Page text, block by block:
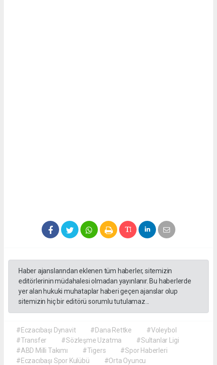
Haber ajanslarından eklenen tüm haberler, sitemizin
editörlerinin müdahalesi olmadan yayınlanır. Bu haberlerde
yer alan hukuki muhataplar haberi geçen ajanslar olup
sitemizin hiç bir editörü sorumlu tutulamaz...
#Eczacıbaşı Dynavit #Dana Rettke
#Voleybol
#Transfer
#Sözleşme Uzatma
#Sultanlar Ligi
#ABD Milli Takımı
#Tigers
#Spor Haberleri
#Eczacıbaşı Spor Kulübü
#Orta Oyuncu